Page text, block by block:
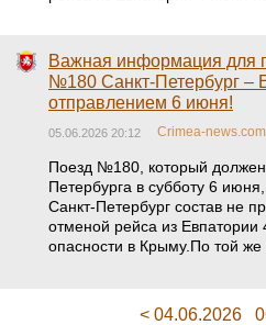
Важная информация для
№180 Санкт-Петербург –
отправлением 6 июня!
05.06.2026 20:12 Crimea-news.com
Поезд №180, который должен
Петербурга в субботу 6
Санкт-Петербург состав не
отменой рейса из Евпатории
опасности в Крыму.По той же
< 04.06.2026